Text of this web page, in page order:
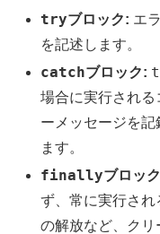
tryブロック: エ
を記述します。
catchブロック:
場合に実行され
ーメッセージを
ます。
finallyブロッ
ず、常に実行さ
の解放など、クリ